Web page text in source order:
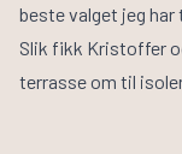
beste valget jeg
Slik fikk Kristoffer
terrasse om til